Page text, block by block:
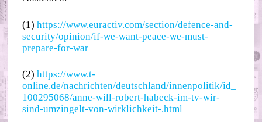
(1)https://www.euractiv.com/section/defence-and-
security/opinion/if-we-want-peace-we-must-
prepare-for-war
(2)https://www.t-
online.de/nachrichten/deutschland/innenpolitik/id_
100295068/anne-will-robert-habeck-im-tv-wir-
sind-umzingelt-von-wirklichkeit-.html